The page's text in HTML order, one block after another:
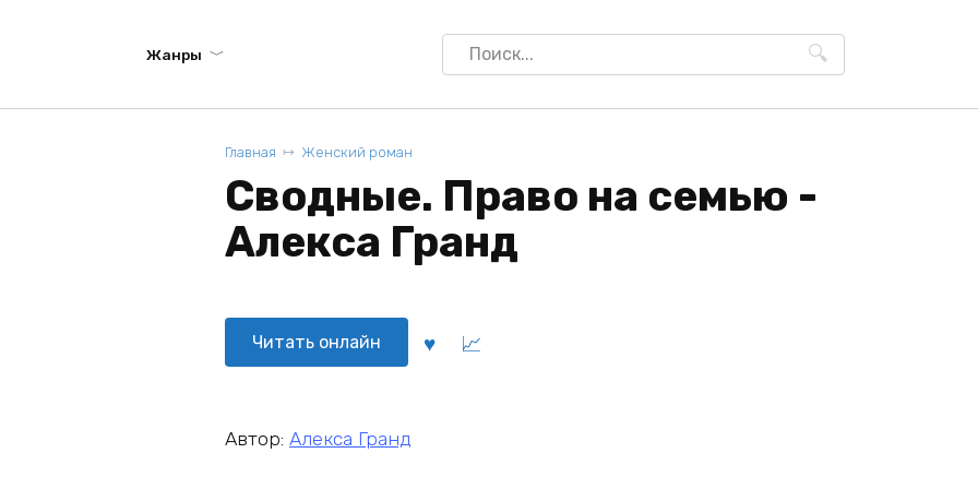
Жанры
Search
for:
Главная Женский роман
Сводные. Право на семью -
Алекса Гранд
Читать онлайн
Автор: Алекса Гранд